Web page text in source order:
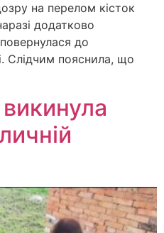
на перелом кісток
додатково
до
Слідчим пояснила, що